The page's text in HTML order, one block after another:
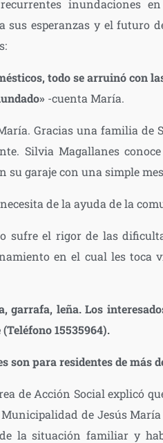
inundaciones
esperanzas y el futuro
todo se arruinó con
-cuenta María.
Gracias una familia de
Silvia Magallanes
garaje con una simple
de la ayuda de la
el rigor de las
en el cual les toca
garrafa, leña. Los
15535964).
son para residentes de más
de Acción Social explicó
de Jesús
la situación familiar y